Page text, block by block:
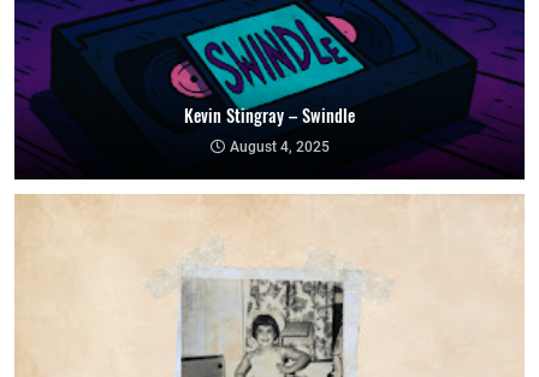
Kevin Stingray – Swindle
August 4, 2025